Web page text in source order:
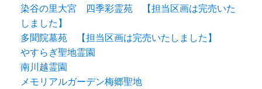
染谷の里大宮 四季彩霊苑 【担当区画は完売いた
しました】
多聞院墓苑 【担当区画は完売いたしました】
やすらぎ聖地霊園
南川越霊園
メモリアルガーデン梅郷聖地